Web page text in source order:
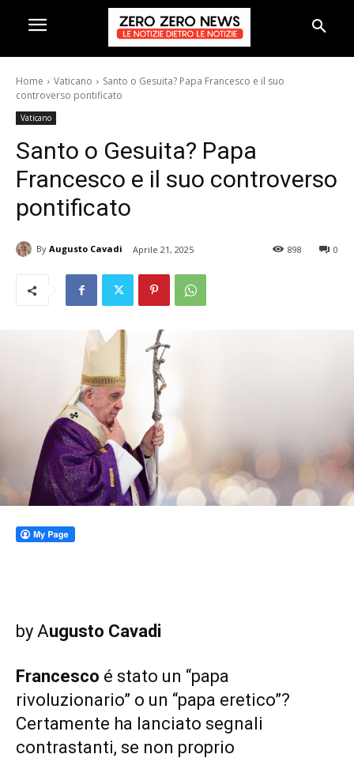
Home Vaticano
Santo o Gesuita? Papa Francesco e il suo
controverso pontificato
Vaticano
Santo o Gesuita? Papa
Francesco e il suo controverso
pontificato
By Augusto Cavadi Aprile 21, 2025 0
898
by Augusto Cavadi
Francesco é stato un “papa
rivoluzionario” o un “papa eretico”?
Certamente ha lanciato segnali
contrastanti, se non proprio